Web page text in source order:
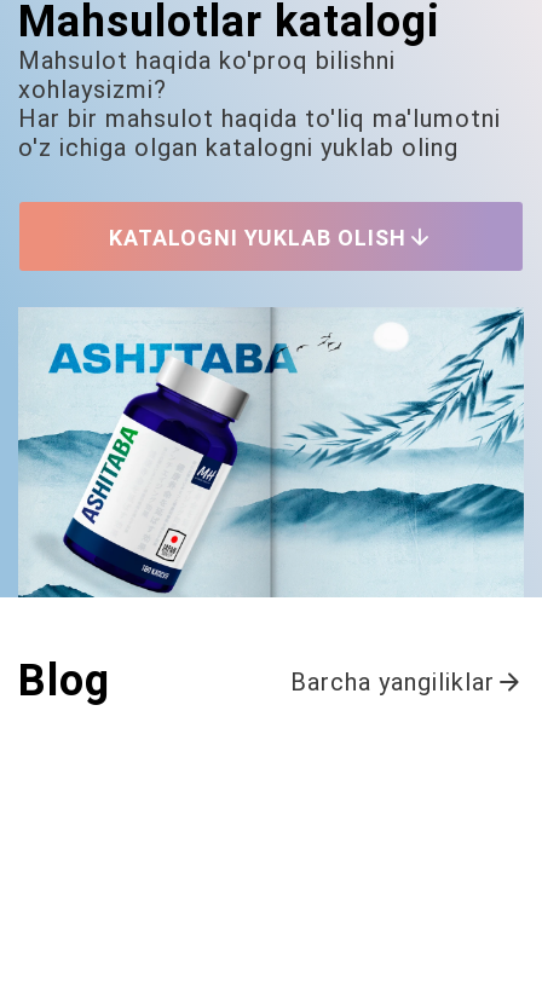
Mahsulotlar katalogi
Mahsulot haqida ko'proq bilishni
xohlaysizmi?
Har bir mahsulot haqida to'liq ma'lumotni
o'z ichiga olgan katalogni yuklab oling
KATALOGNI YUKLAB OLISH arrow_downward
Blog Barcha yangiliklar arrow_forward